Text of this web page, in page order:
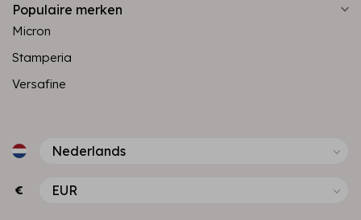
Populaire merken
Micron
Stamperia
Versafine
€